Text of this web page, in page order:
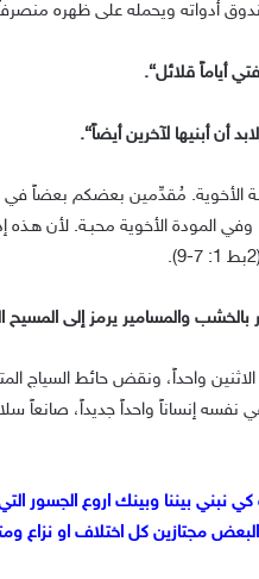
صندوق أدواته ويحمله على ظهره
أياماً قلائل“.
أن أبنيها لآخرين أيضاً“.
مُقدِّمين بعضكم بعضاً في
المودة الأخوية محبـة. لأن
بالخشب والمسامير يرمز إلى
واحداً، ونقض حائط السياج
نفسه إنساناً واحداً جديداً، صانعاً
كي نبني بيننا وبينك اروع
البعض مجتازين كل اختلاف او